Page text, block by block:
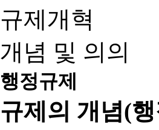
규제개혁
개념 및 의의
행정규제
규제의 개념(